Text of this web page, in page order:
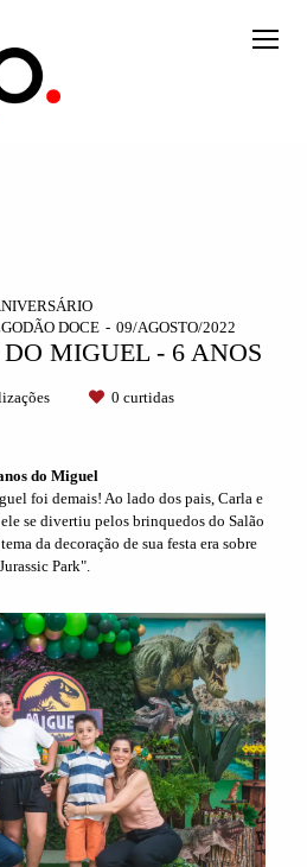
DOCE
09/AGOSTO/2022
MIGUEL - 6 ANOS
0 curtidas
do Miguel
foi demais! Ao lado dos pais, Carla e
se divertiu pelos brinquedos do Salão
da decoração de sua festa era sobre
Park".